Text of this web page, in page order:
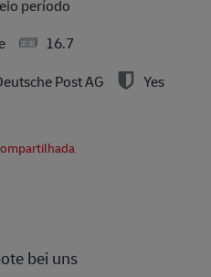
período
16.7
Post AG Yes
bei uns